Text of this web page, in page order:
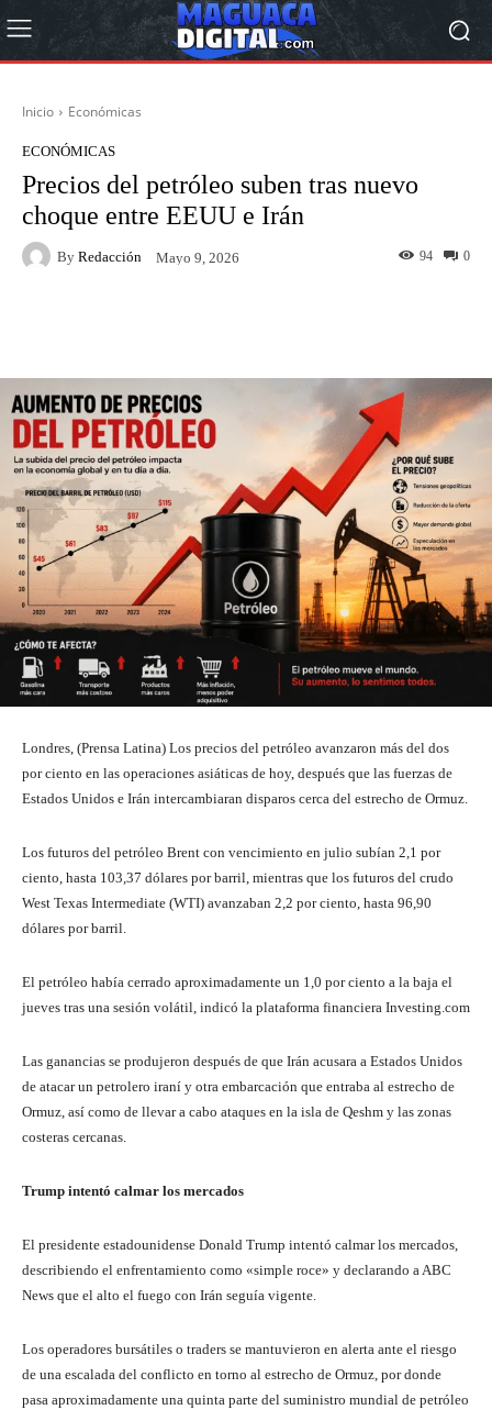
Inicio Económicas
ECONÓMICAS
Precios del petróleo suben tras nuevo
choque entre EEUU e Irán
By Redacción Mayo 9, 2026 0
94
Londres, (Prensa Latina) Los precios del petróleo avanzaron más del dos
por ciento en las operaciones asiáticas de hoy, después que las fuerzas de
Estados Unidos e Irán intercambiaran disparos cerca del estrecho de Ormuz.
Los futuros del petróleo Brent con vencimiento en julio subían 2,1 por
ciento, hasta 103,37 dólares por barril, mientras que los futuros del crudo
West Texas Intermediate (WTI) avanzaban 2,2 por ciento, hasta 96,90
dólares por barril.
El petróleo había cerrado aproximadamente un 1,0 por ciento a la baja el
jueves tras una sesión volátil, indicó la plataforma financiera Investing.com
Las ganancias se produjeron después de que Irán acusara a Estados Unidos
de atacar un petrolero iraní y otra embarcación que entraba al estrecho de
Ormuz, así como de llevar a cabo ataques en la isla de Qeshm y las zonas
costeras cercanas.
Trump intentó calmar los mercados
El presidente estadounidense Donald Trump intentó calmar los mercados,
describiendo el enfrentamiento como «simple roce» y declarando a ABC
News que el alto el fuego con Irán seguía vigente.
Los operadores bursátiles o traders se mantuvieron en alerta ante el riesgo
de una escalada del conflicto en torno al estrecho de Ormuz, por donde
pasa aproximadamente una quinta parte del suministro mundial de petróleo